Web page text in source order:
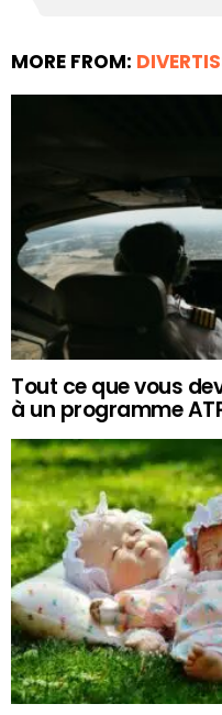
MORE FROM:
Tout ce que vous
à un programme